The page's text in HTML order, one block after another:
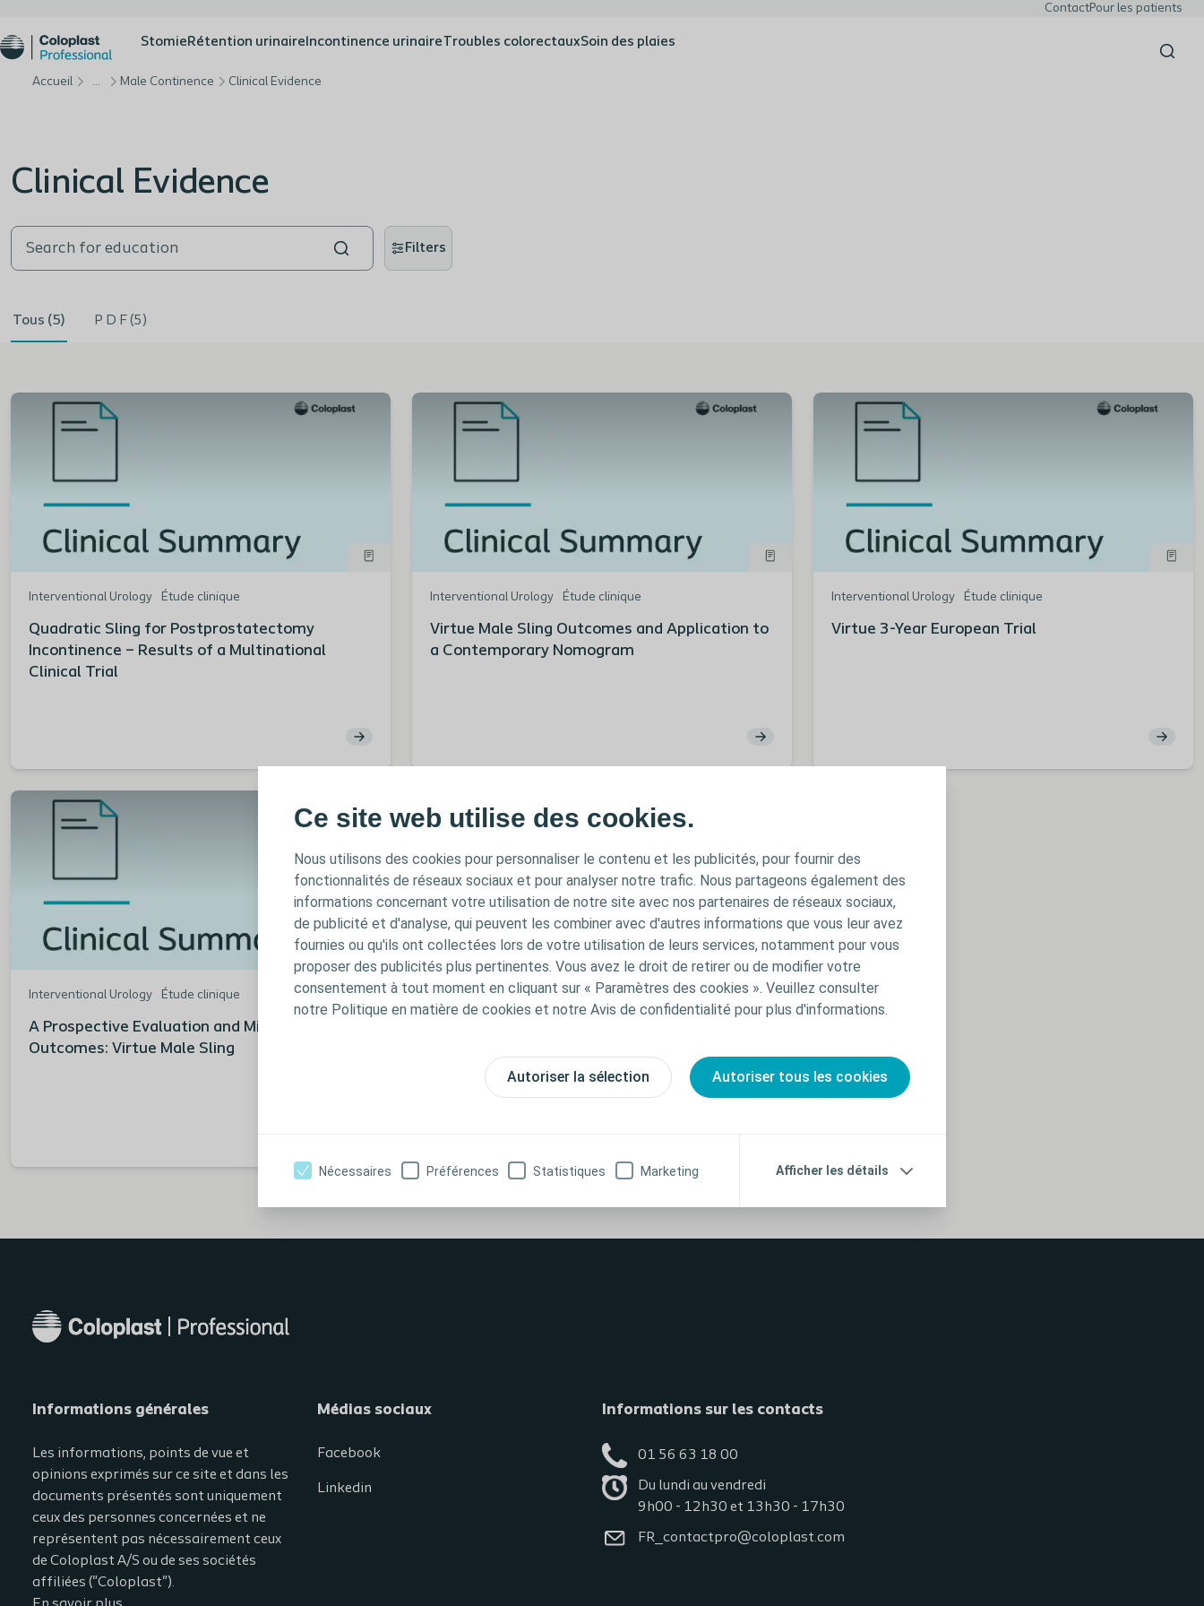
Ce site web utilise des cookies.
Nous utilisons des cookies pour personnaliser le contenu et les publicités, pour fournir des
fonctionnalités de réseaux sociaux et pour analyser notre trafic. Nous partageons également des
informations concernant votre utilisation de notre site avec nos partenaires de réseaux sociaux,
de publicité et d'analyse, qui peuvent les combiner avec d'autres informations que vous leur avez
fournies ou qu'ils ont collectées lors de votre utilisation de leurs services, notamment pour vous
proposer des publicités plus pertinentes. Vous avez le droit de retirer ou de modifier votre
consentement à tout moment en cliquant sur « Paramètres des cookies ». Veuillez consulter
notre Politique en matière de cookies et notre Avis de confidentialité pour plus d'informations.
Autoriser la sélection Autoriser tous les cookies
Nécessaires Préférences Statistiques Marketing Afficher les détails
ContactPour les patients
StomieRétention urinaire Incontinence urinaireTroubles colorectauxSoin des plaies
Accueil … Male Continence Clinical Evidence
Clinical Evidence
Filters
Tous (5) P D F (5)
Interventional Urology Étude clinique
Quadratic Sling for Postprostatectomy
Incontinence – Results of a Multinational
Clinical Trial
Interventional Urology Étude clinique
Virtue Male Sling Outcomes and Application to
a Contemporary Nomogram
Interventional Urology Étude clinique
Virtue 3-Year European Trial
Interventional Urology Étude clinique
A Prospective Evaluation and Mid-Term
Outcomes: Virtue Male Sling
Interventional Urology Étude clinique
a Multinational Clinical Trial
Informations générales​
Les informations, points de vue et
opinions exprimés sur ce site et dans les
documents présentés sont uniquement
ceux des personnes concernées et ne
représentent pas nécessairement ceux
de Coloplast A/S ou de ses sociétés
affiliées ("Coloplast").
Médias sociaux
Facebook
Linkedin
Informations sur les contacts
01 56 63 18 00
Du lundi au vendredi
9h00 - 12h30 et 13h30 - 17h30
FR_contactpro@coloplast.com